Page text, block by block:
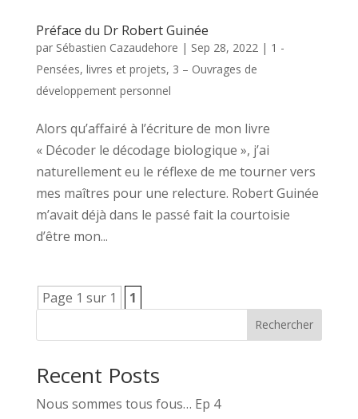
Préface du Dr Robert Guinée
par Sébastien Cazaudehore | Sep 28, 2022 | 1 -
Pensées, livres et projets, 3 – Ouvrages de
développement personnel
Alors qu’affairé à l’écriture de mon livre
« Décoder le décodage biologique », j’ai
naturellement eu le réflexe de me tourner vers
mes maîtres pour une relecture. Robert Guinée
m’avait déjà dans le passé fait la courtoisie
d’être mon...
Page 1 sur 1 1
Rechercher
Recent Posts
Nous sommes tous fous… Ep 4